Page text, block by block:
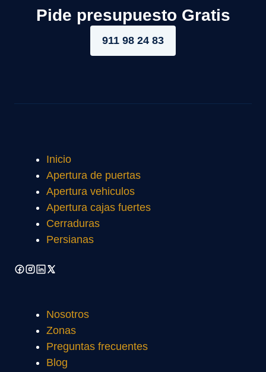
Pide presupuesto Gratis
911 98 24 83
Inicio
Apertura de puertas
Apertura vehiculos
Apertura cajas fuertes
Cerraduras
Persianas
Nosotros
Zonas
Preguntas frecuentes
Blog